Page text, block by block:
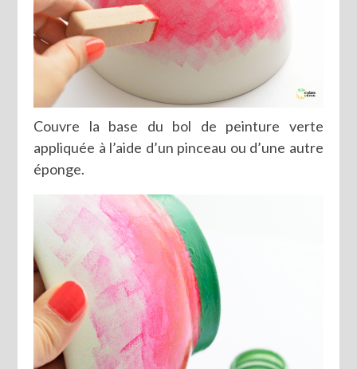
Couvre la base du bol de peinture verte
appliquée à l’aide d’un pinceau ou d’une autre
éponge.